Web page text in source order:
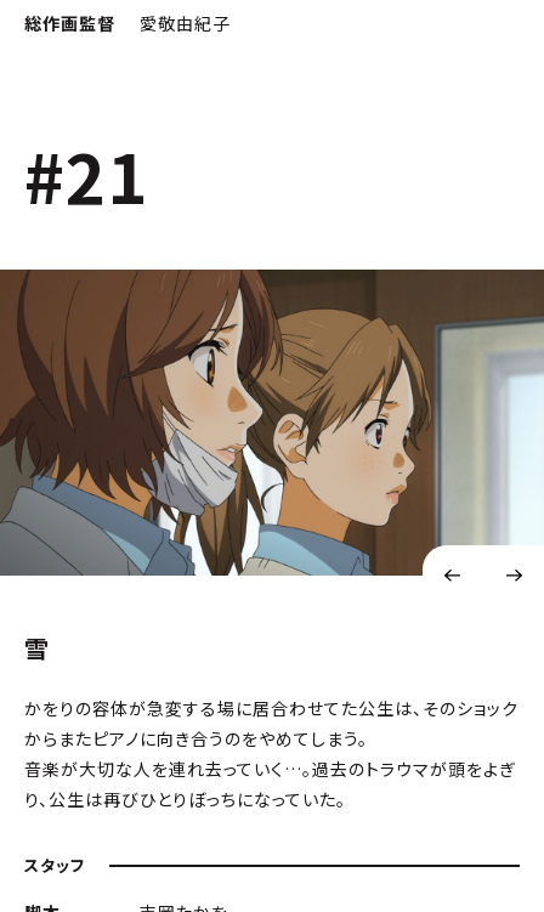
総作画監督
愛敬由紀子
#21
雪
かをりの容体が急変する場に居合わせてた公生は、そのショック
からまたピアノに向き合うのをやめてしまう。
音楽が大切な人を連れ去っていく…。過去のトラウマが頭をよぎ
り、公生は再びひとりぼっちになっていた。
スタッフ